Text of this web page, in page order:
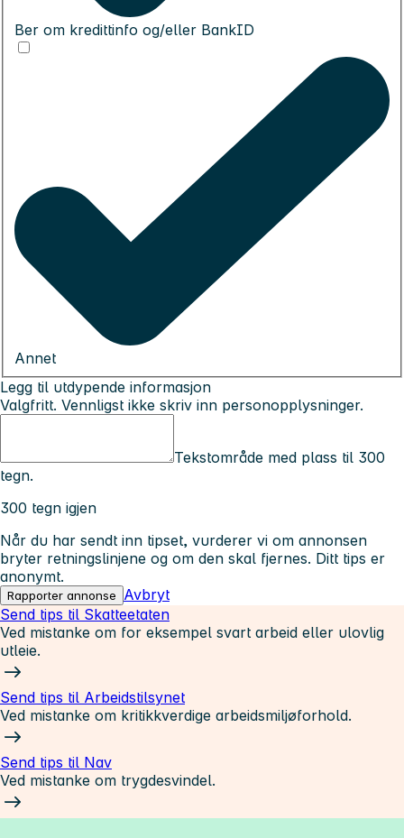
Ber om kredittinfo og/eller BankID
Annet
Legg til utdypende informasjon
Valgfritt. Vennligst ikke skriv inn personopplysninger.
Tekstområde med plass til 300
tegn.
300 tegn igjen
Når du har sendt inn tipset, vurderer vi om annonsen
bryter retningslinjene og om den skal fjernes. Ditt tips er
anonymt.
Rapporter annonse
Avbryt
Send tips til Skatteetaten
Ved mistanke om for eksempel svart arbeid eller ulovlig
utleie.
Send tips til Arbeidstilsynet
Ved mistanke om kritikkverdige arbeidsmiljøforhold.
Send tips til Nav
Ved mistanke om trygdesvindel.